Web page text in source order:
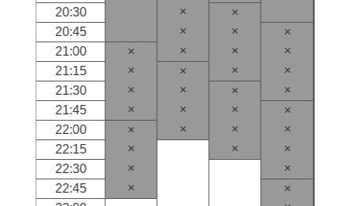
20:30
×
×
20:45
× ×
×
21:00
× × ×
×
21:15
× × ×
×
21:30
× × ×
×
21:45
× × ×
×
22:00
× × ×
×
22:15
× ×
×
22:30
×
×
22:45
×
×